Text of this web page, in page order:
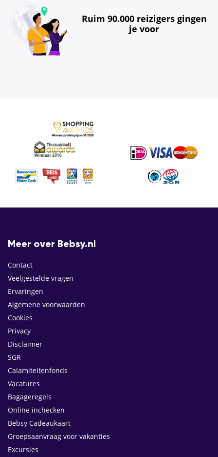
Ruim 90.000 reizigers gingen
je voor
Meer over Bebsy.nl
Contact
Veelgestelde vragen
Ervaringen
Algemene voorwaarden
Cookies
Privacy
Disclaimer
SGR
Calamiteitenfonds
Vacatures
Bagageregels
Online inchecken
Bebsy Cadeaukaart
Groepsaanvraag voor vakanties
Excursies